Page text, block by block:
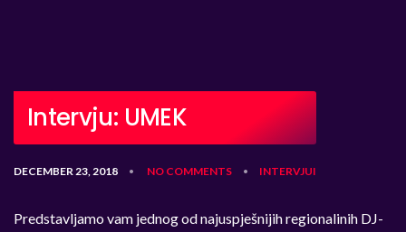
Intervju: UMEK
DECEMBER 23, 2018 • NO COMMENTS • INTERVJUI
Predstavljamo vam jednog od najuspješnijih regionalinih DJ-